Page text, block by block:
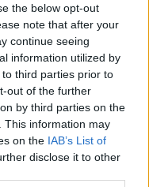
the below opt-out
note that after your
continue seeing
information utilized by
third parties prior to
out of the further
by third parties on the
This information may
on the IAB’s List of
disclose it to other
lidí kvůli
v pěti zemích ležících
pozatýkali stovky
zabavili dřevo, minerály i
v hodnotě přes 280
dolarů (kolem 5,9
zásahů
deštném pralese
se do operace nazvané